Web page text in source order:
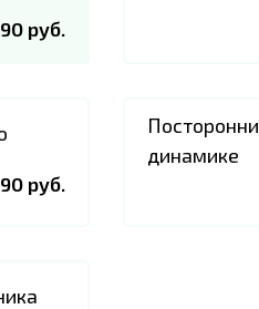
руб.
руб.
динамике